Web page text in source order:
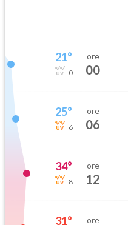
21°
0
ore
00
25°
6
ore
06
34°
8
ore
12
31° ore